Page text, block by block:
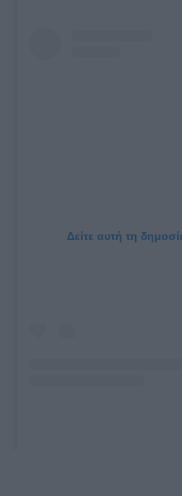
Δείτε αυτή τη